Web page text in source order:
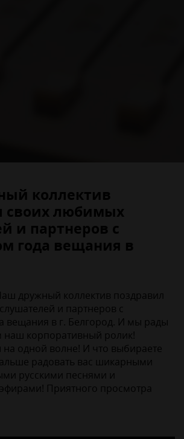
коллектив
своих любимых
и партнеров с
года вещания в
дружный коллектив поздравил
и партнеров с
вещания в г. Белгород. И мы рады
наш корпоративный ролик!
одной волне! И что выбираете
радовать вас шикарными
русскими песнями и
Приятного просмотра